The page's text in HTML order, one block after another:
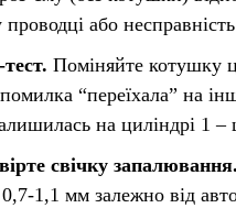
або
Поміняйте котушку
“переїхала” на
на циліндрі 1 –
свічку запалювання.
1,1 мм залежно від